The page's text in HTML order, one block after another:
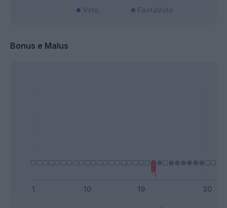
Bonus e Malus